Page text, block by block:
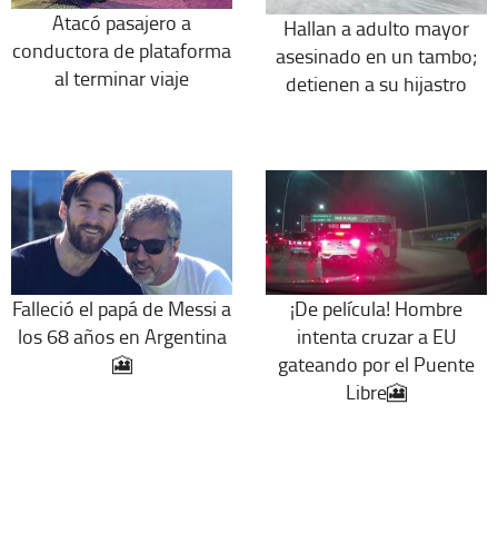
Atacó pasajero a
conductora de plataforma
al terminar viaje
Hallan a adulto mayor
asesinado en un tambo;
detienen a su hijastro
Falleció el papá de Messi a
los 68 años en Argentina
🎦
¡De película! Hombre
intenta cruzar a EU
gateando por el Puente
Libre🎦